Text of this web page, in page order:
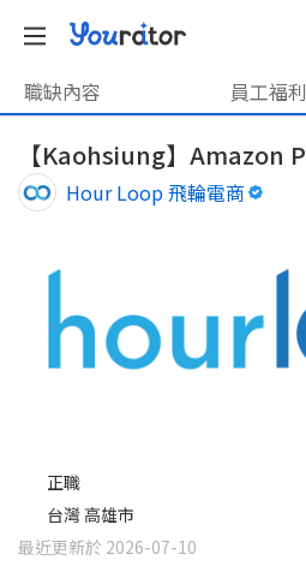
職缺內容 員工福利
Hour Loop 飛輪電商
正職
台灣 高雄市
最近更新於 2026-07-10